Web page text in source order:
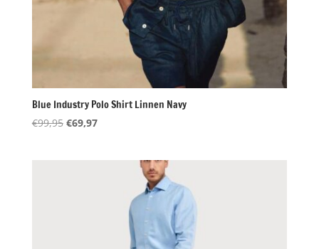
Blue Industry Polo Shirt Linnen Navy
€99,95 Oorspronkelijke
€69,97Huidige